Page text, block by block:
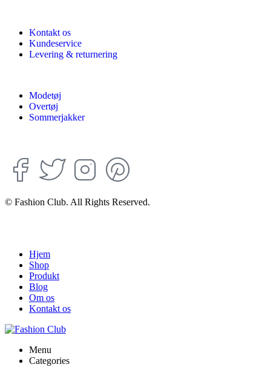
Kontakt os
Kundeservice
Levering & returnering
Modetøj
Overtøj
Sommerjakker
© Fashion Club. All Rights Reserved.
Hjem
Shop
Produkt
Blog
Om os
Kontakt os
Menu
Categories